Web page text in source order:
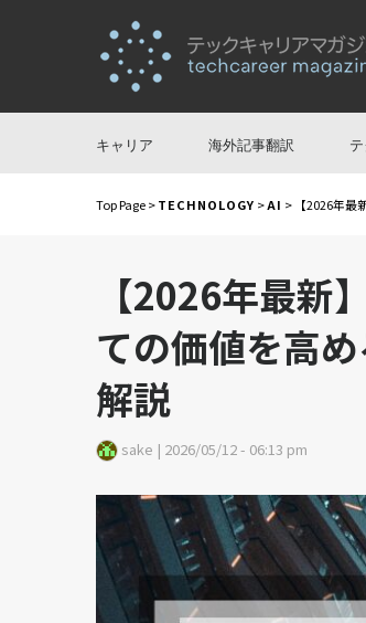
キャリア 海外記事翻訳
Top Page>TECHNOLOGY >AI > 【2026年最
【2026年最
ての価値を高
解説
sake | 2026/05/12 - 06:13 pm